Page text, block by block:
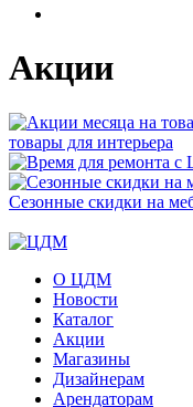
Акции
товары для интерьера
Сезонные скидки на
О ЦДМ
Новости
Каталог
Акции
Магазины
Дизайнерам
Арендаторам